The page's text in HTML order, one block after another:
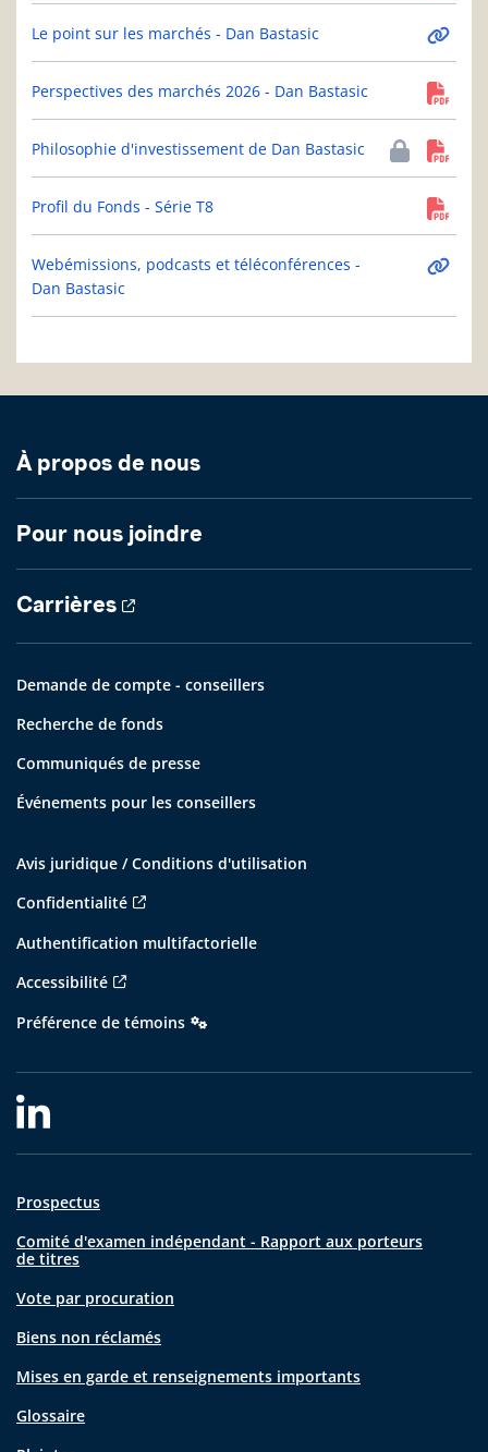
Le point sur les marchés - Dan Bastasic
Perspectives des marchés 2026 - Dan Bastasic
Philosophie d'investissement de Dan Bastasic
Profil du Fonds - Série T8
Webémissions, podcasts et téléconférences -
Dan Bastasic
À propos de nous
Pour nous joindre
Carrières
Demande de compte - conseillers
Recherche de fonds
Communiqués de presse
Événements pour les conseillers
Avis juridique / Conditions d'utilisation
Confidentialité
Authentification multifactorielle
Accessibilité
Préférence de témoins
Prospectus
Comité d'examen indépendant - Rapport aux porteurs
de titres
Vote par procuration
Biens non réclamés
Mises en garde et renseignements importants
Glossaire